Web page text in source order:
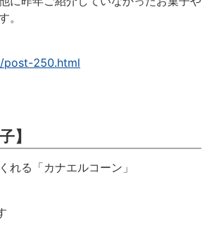
。
post-250.html
】
る「カナエルコーン」